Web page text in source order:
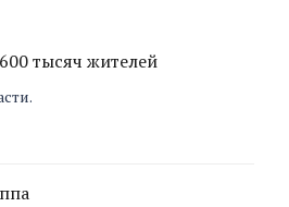
тысяч жителей